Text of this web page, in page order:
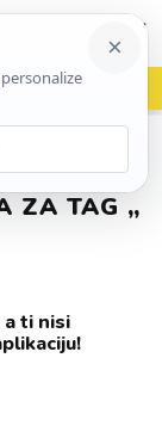
woot?!
ZA TAG „
ti nisi